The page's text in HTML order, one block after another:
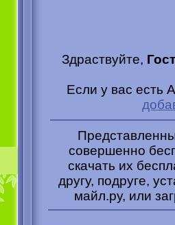
Здраствуйте,
Если у вас есть
совершенно
скачать их
другу, подруге,
майл.ру, или